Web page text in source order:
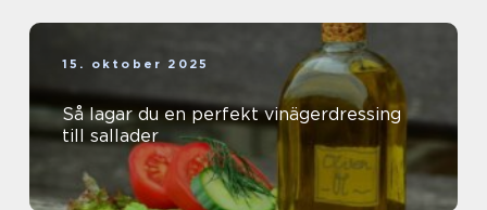
15. oktober 2025
Så lagar du en perfekt vinägerdressing
till sallader